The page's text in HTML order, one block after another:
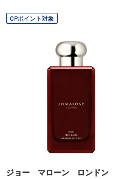
OPポイント対象
ジョー マローン ロンドン